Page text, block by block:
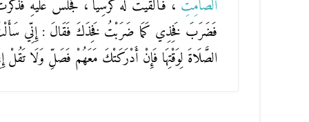
الصَّامِتِ ، فَأَلْقَيْتُ لَهُ كُرْسِيًّا ، فَجَلَسَ عَلَيْهِ
فَضَرَبَ فَخِذِي كَمَا ضَرَبْتُ فَخِذَكَ فَقَالَ : إِنِّي
الصَّلَاةَ لِوَقْتِهَا فَإِنْ أَدْرَكَتْكَ مَعَهُمْ فَصَلِّ وَلَا